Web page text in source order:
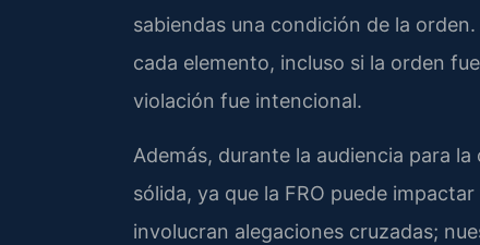
sabiendas una condición de la
cada elemento, incluso si la orden
violación fue intencional.
Además, durante la audiencia para
sólida, ya que la FRO puede
involucran alegaciones cruzadas;